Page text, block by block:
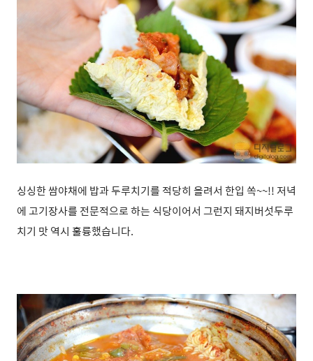
싱싱한 쌈야채에 밥과 두루치기를 적당히 올려서 한입 쏙~~!! 저녁
에 고기장사를 전문적으로 하는 식당이어서 그런지 돼지버섯두루
치기 맛 역시 훌륭했습니다.